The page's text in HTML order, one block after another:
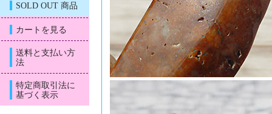
SOLD OUT 商品
カートを見る
送料と支払い方
法
特定商取引法に
基づく表示